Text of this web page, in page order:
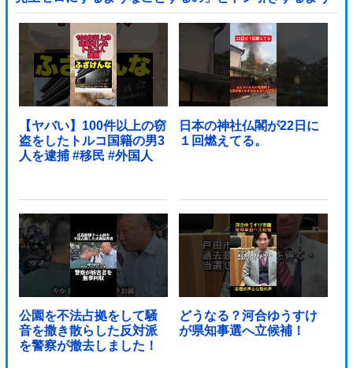
な方針転換を……他
【ヤバい】100件以上の窃
盗をしたトルコ国籍の男3
人を逮捕 #移民 #外国人
日本の神社仏閣が22日に
１回燃えてる。
公園を不法占拠をして騒
音を撒き散らした反対派
を警察が撤去しました！
どうなる？河合ゆうすけ
が県知事選へ立候補！